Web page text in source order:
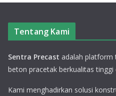
Tentang Kami
Sentra Precast adalah platform
beton pracetak berkualitas tinggi
Kami menghadirkan solusi